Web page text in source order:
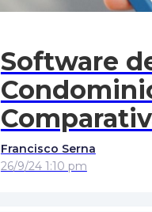
Software
Francisco Serna
26/9/24 1:10 pm